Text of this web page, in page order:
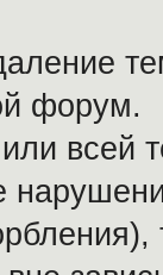
форум.
всей